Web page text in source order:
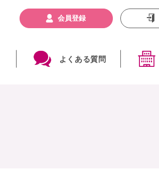
よくある質問
会員登録